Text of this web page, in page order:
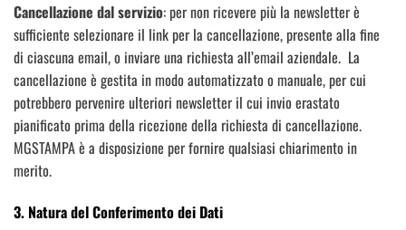
Cancellazione dal servizio: per non ricevere più la newsletter è
sufficiente selezionare il link per la cancellazione, presente alla fine
di ciascuna email, o inviare una richiesta all’email aziendale. La
cancellazione è gestita in modo automatizzato o manuale, per cui
potrebbero pervenire ulteriori newsletter il cui invio erastato
pianificato prima della ricezione della richiesta di cancellazione.
MGSTAMPA è a disposizione per fornire qualsiasi chiarimento in
merito.
3. Natura del Conferimento dei Dati